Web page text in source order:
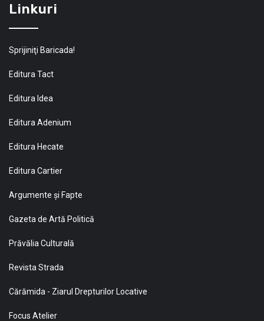
Linkuri
Sprijiniţi Baricada!
Editura Tact
Editura Idea
Editura Adenium
Editura Hecate
Editura Cartier
Argumente și Fapte
Gazeta de Artă Politică
Prăvălia Culturală
Revista Strada
Cărămida - Ziarul Drepturilor Locative
Focus Atelier